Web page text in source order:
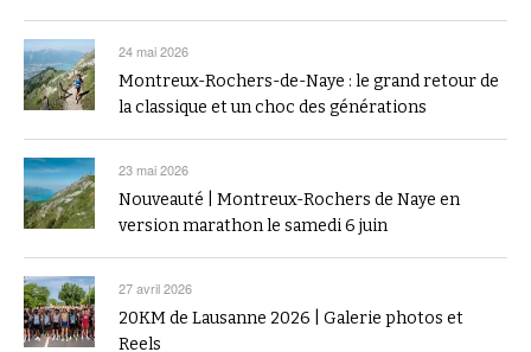
24 mai 2026
Montreux-Rochers-de-Naye : le grand retour de
la classique et un choc des générations
23 mai 2026
Nouveauté | Montreux-Rochers de Naye en
version marathon le samedi 6 juin
27 avril 2026
20KM de Lausanne 2026 | Galerie photos et
Reels